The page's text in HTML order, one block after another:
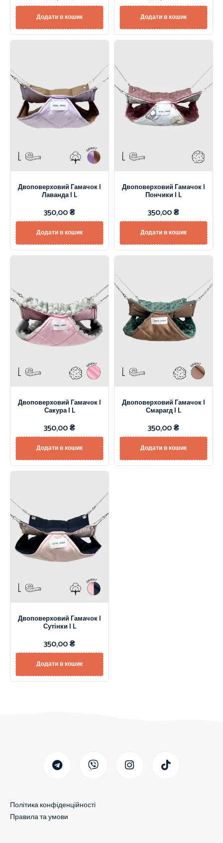
Додати в кошик Додати в кошик
Двоповерховий Гамачок |
Лаванда | L
350,00₴
Додати в кошик
Двоповерховий Гамачок |
Пончики | L
350,00₴
Додати в кошик
Двоповерховий Гамачок |
Сакура | L
350,00₴
Додати в кошик
Двоповерховий Гамачок |
Смарагд | L
350,00₴
Додати в кошик
Двоповерховий Гамачок |
Сутінки | L
350,00₴
Додати в кошик
Політика конфіденційності
Правила та умови